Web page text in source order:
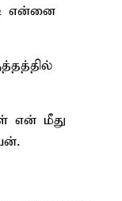
என்னை
என் மீது